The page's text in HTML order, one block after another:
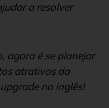
a resolver
agora é se planejar
atrativos da
upgradeno inglês!